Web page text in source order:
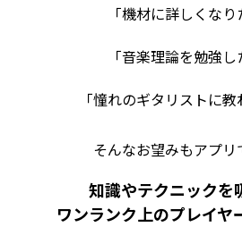
「機材に詳しくなり
「音楽理論を勉強し
「憧れのギタリストに
そんなお望みもアプリ
知識やテクニックを
ワンランク上のプレイヤ